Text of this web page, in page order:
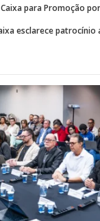
para Promoção
esclarece